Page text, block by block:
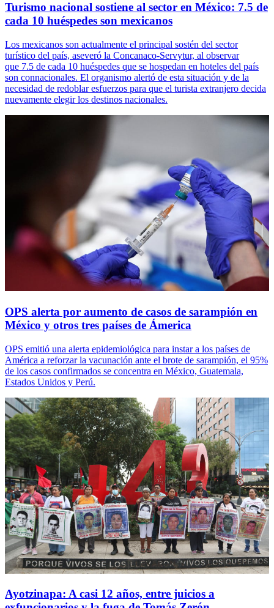
Turismo nacional sostiene al sector en México: 7.5 de
cada 10 huéspedes son mexicanos
Los mexicanos son actualmente el principal sostén del sector
turístico del país, aseveró la Concanaco-Servytur, al observar
que 7.5 de cada 10 huéspedes que se hospedan en hoteles del país
son connacionales. El organismo alertó de esta situación y de la
necesidad de redoblar esfuerzos para que el turista extranjero decida
nuevamente elegir los destinos nacionales.
OPS alerta por aumento de casos de sarampión en
México y otros tres países de Ámerica
OPS emitió una alerta epidemiológica para instar a los países de
América a reforzar la vacunación ante el brote de sarampión, el 95%
de los casos confirmados se concentra en México, Guatemala,
Estados Unidos y Perú.
Ayotzinapa: A casi 12 años, entre juicios a